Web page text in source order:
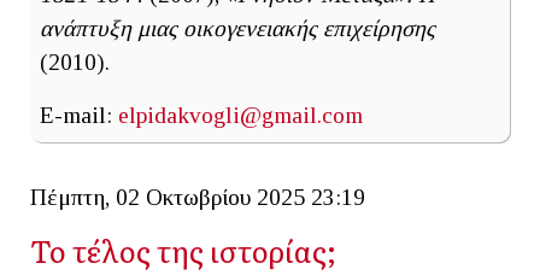
ανάπτυξη μιας οικογενειακής επιχείρησης
(2010).
E-mail: elpidakvogli@gmail.com
Πέμπτη, 02 Οκτωβρίου 2025 23:19
Το τέλος της ιστορίας;